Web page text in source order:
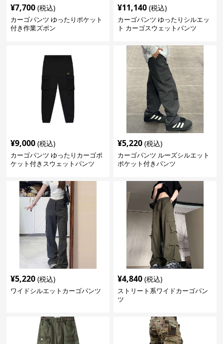
¥7,700 (税込)
カーゴパンツ ゆったりポケット
付き作業ズボン
¥11,140 (税込)
カーゴパンツ ゆったりシルエッ
ト カーゴスウェットパンツ
¥9,000 (税込)
カーゴパンツ ゆったりカーゴポ
ケット付きスウェットパンツ
¥5,220 (税込)
カーゴパンツ ルーズシルエット
ポケット付きパンツ
¥5,220 (税込)
ワイドシルエットカーゴパンツ
¥4,840 (税込)
ストリート系ワイドカーゴパン
ツ